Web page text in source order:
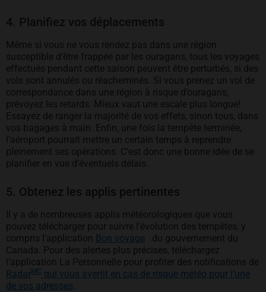
4. Planifiez vos déplacements
Même si vous ne vous rendez pas dans une région
susceptible d’être frappée par les ouragans, tous les voyages
effectués pendant cette saison peuvent être perturbés, si des
vols sont annulés ou réacheminés. Si vous prenez un vol de
correspondance dans une région à risque d’ouragans,
prévoyez les retards. Mieux vaut une escale plus longue!
Essayez de ranger la majorité de vos effets, sinon tous, dans
vos bagages à main. Enfin, une fois la tempête terminée,
l’aéroport pourrait mettre un certain temps à reprendre
pleinement ses opérations. C’est donc une bonne idée de se
planifier en vue d’éventuels délais.
5. Obtenez les applis pertinentes
Il y a de nombreuses applis météorologiques que vous
pouvez télécharger pour suivre l’évolution des tempêtes, y
compris l’application Bon voyages’ouvre dans un nouvel
du gouvernement du
Canada. Pour des alertes plus précises, téléchargez
l’application La Personnelle pour profiter des notifications de
RadarMC qui vous avertit en cas de risque météo pour l’une
de vos adresses